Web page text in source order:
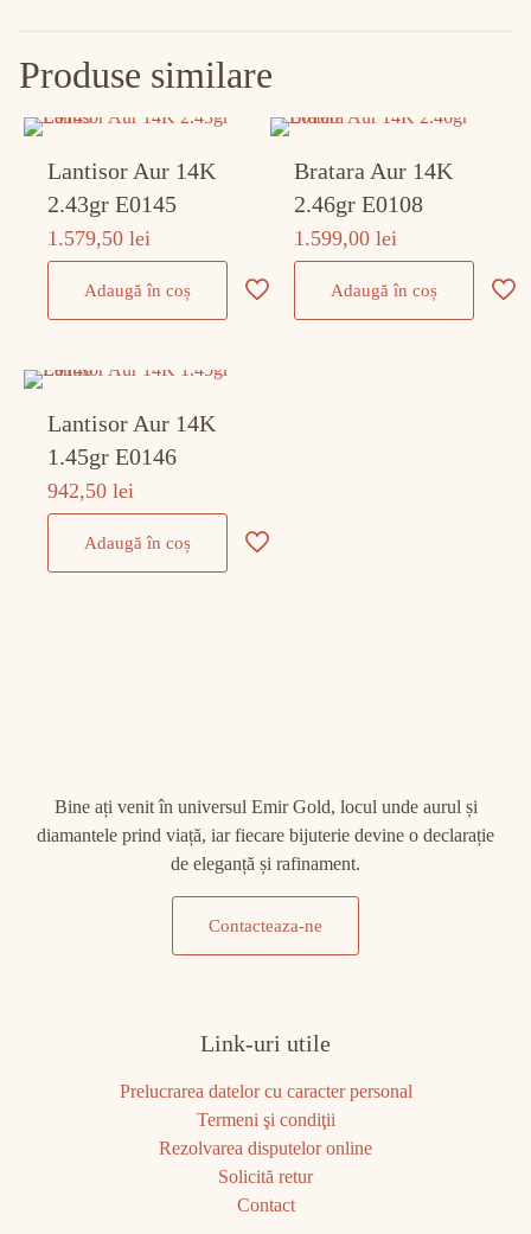
Produse similare
Lantisor Aur 14K
2.43gr E0145
1.579,50lei
Adaugă în coș
Bratara Aur 14K
2.46gr E0108
1.599,00lei
Adaugă în coș
Lantisor Aur 14K
1.45gr E0146
942,50lei
Adaugă în coș
Bine ați venit în universul Emir Gold, locul unde aurul și
diamantele prind viață, iar fiecare bijuterie devine o declarație
de eleganță și rafinament.
Contacteaza-ne
Link-uri utile
Prelucrarea datelor cu caracter personal
Termeni şi condiţii
Rezolvarea disputelor online
Solicită retur
Contact